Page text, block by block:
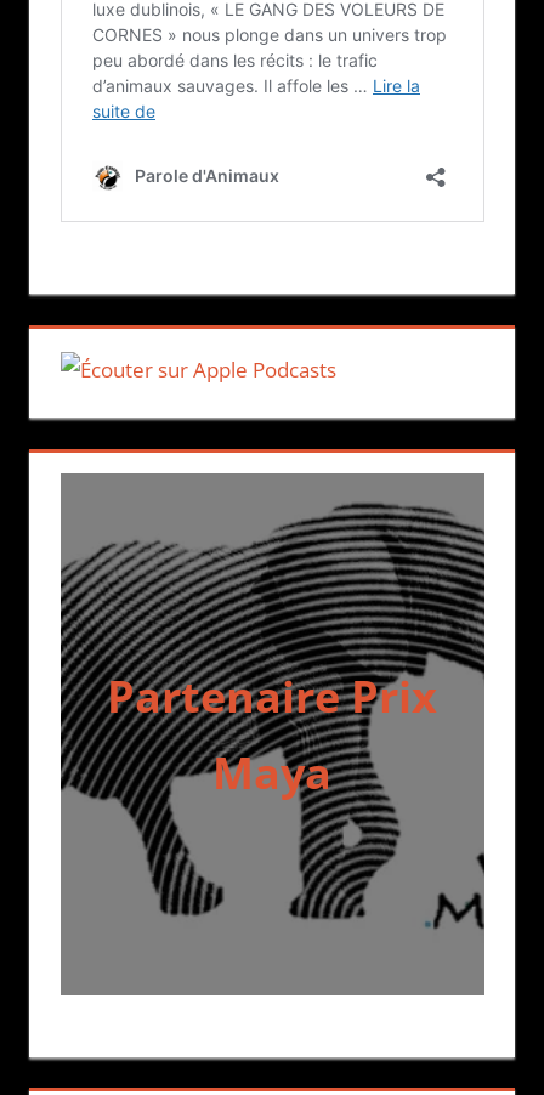
Partenaire Prix
Maya